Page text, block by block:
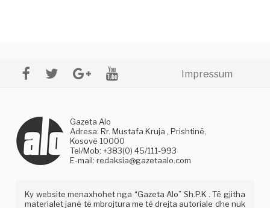
Impressum
Gazeta Alo
Adresa: Rr. Mustafa Kruja , Prishtinë,
Kosovë 10000
Tel/Mob: +383(0) 45/111-993
E-mail:redaksia@gazetaalo.com
Ky website menaxhohet nga “Gazeta Alo” Sh.P.K . Të gjitha
materialet janë të mbrojtura me të drejta autoriale dhe nuk